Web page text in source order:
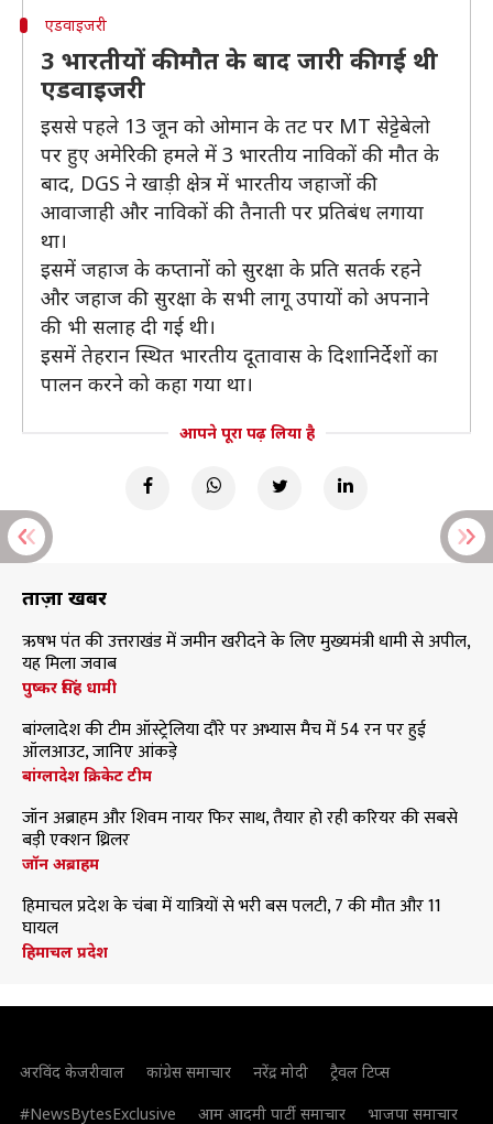
एडवाइजरी
3 भारतीयों की मौत के बाद जारी की गई थी
एडवाइजरी
इससे पहले 13 जून को ओमान के तट पर MT सेट्टेबेलो
पर हुए अमेरिकी हमले में 3 भारतीय नाविकों की मौत के
बाद, DGS ने खाड़ी क्षेत्र में भारतीय जहाजों की
आवाजाही और नाविकों की तैनाती पर प्रतिबंध लगाया
था।
इसमें जहाज के कप्तानों को सुरक्षा के प्रति सतर्क रहने
और जहाज की सुरक्षा के सभी लागू उपायों को अपनाने
की भी सलाह दी गई थी।
इसमें तेहरान स्थित भारतीय दूतावास के दिशानिर्देशों का
पालन करने को कहा गया था।
आपने पूरा पढ़ लिया है
ताज़ा खबरें
ऋषभ पंत की उत्तराखंड में जमीन खरीदने के लिए मुख्यमंत्री धामी से अपील,
यह मिला जवाब
पुष्कर सिंह धामी
बांग्लादेश की टीम ऑस्ट्रेलिया दौरे पर अभ्यास मैच में 54 रन पर हुई
ऑलआउट, जानिए आंकड़े
बांग्लादेश क्रिकेट टीम
जॉन अब्राहम और शिवम नायर फिर साथ, तैयार हो रही करियर की सबसे
बड़ी एक्शन थ्रिलर
जॉन अब्राहम
हिमाचल प्रदेश के चंबा में यात्रियों से भरी बस पलटी, 7 की मौत और 11
घायल
हिमाचल प्रदेश
अरविंद केजरीवाल कांग्रेस समाचार नरेंद्र मोदी
ट्रैवल टिप्स
#NewsBytesExclusive
आम आदमी पार्टी समाचार भाजपा समाचार